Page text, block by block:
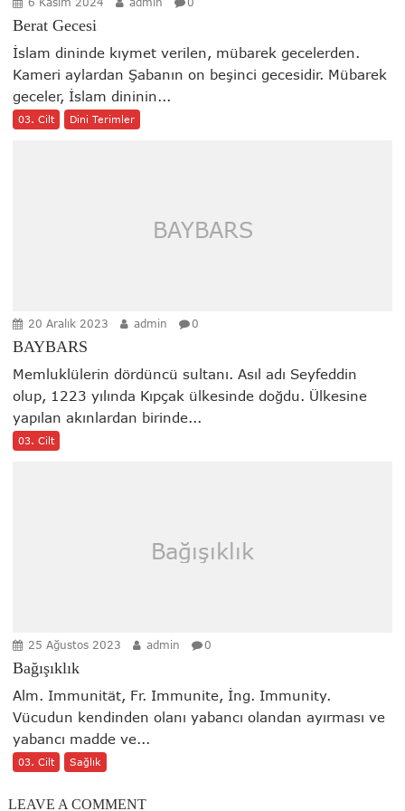
Berat Gecesi
İslam dininde kıymet verilen, mübarek gecelerden.
Kameri aylardan Şabanın on beşinci gecesidir. Mübarek
geceler, İslam dininin...
03. Cilt Dini Terimler
BAYBARS
20 Aralık 2023 admin 0
BAYBARS
Memluklülerin dördüncü sultanı. Asıl adı Seyfeddin
olup, 1223 yılında Kıpçak ülkesinde doğdu. Ülkesine
yapılan akınlardan birinde...
03. Cilt
Bağışıklık
25 Ağustos 2023 admin 0
Bağışıklık
Alm. Immunität, Fr. Immunite, İng. Immunity.
Vücudun kendinden olanı yabancı olandan ayırması ve
yabancı madde ve...
03. Cilt Sağlık
LEAVE A COMMENT